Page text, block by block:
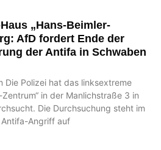
„Hans-Beimler-
AfD fordert Ende der
der Antifa in Schwaben
Die Polizei hat das linksextreme
in der Manlichstraße 3 in
Die Durchsuchung steht im
Antifa-Angriff auf